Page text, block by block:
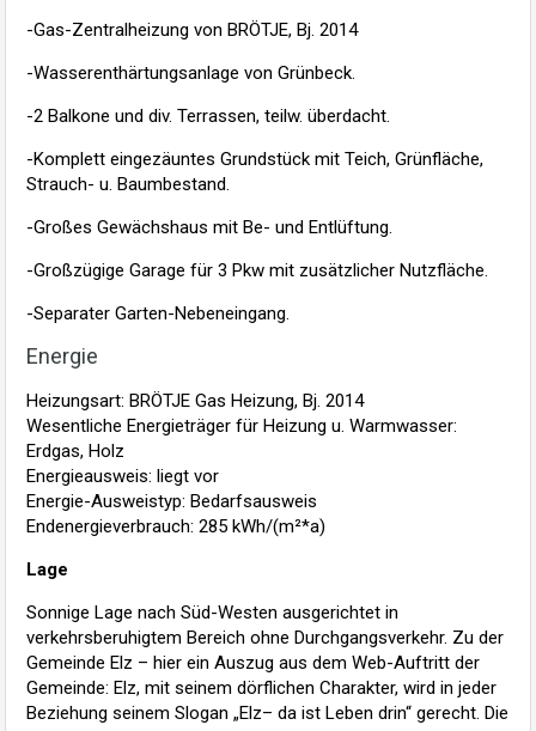
-Gas-Zentralheizung von BRÖTJE, Bj. 2014
-Wasserenthärtungsanlage von Grünbeck.
-2 Balkone und div. Terrassen, teilw. überdacht.
-Komplett eingezäuntes Grundstück mit Teich, Grünfläche,
Strauch- u. Baumbestand.
-Großes Gewächshaus mit Be- und Entlüftung.
-Großzügige Garage für 3 Pkw mit zusätzlicher Nutzfläche.
-Separater Garten-Nebeneingang.
Energie
Heizungsart: BRÖTJE Gas Heizung, Bj. 2014
Wesentliche Energieträger für Heizung u. Warmwasser:
Erdgas, Holz
Energieausweis: liegt vor
Energie-Ausweistyp: Bedarfsausweis
Endenergieverbrauch: 285 kWh/(m²*a)
Lage
Sonnige Lage nach Süd-Westen ausgerichtet in
verkehrsberuhigtem Bereich ohne Durchgangsverkehr. Zu der
Gemeinde Elz – hier ein Auszug aus dem Web-Auftritt der
Gemeinde: Elz, mit seinem dörflichen Charakter, wird in jeder
Beziehung seinem Slogan „Elz– da ist Leben drin“ gerecht. Die